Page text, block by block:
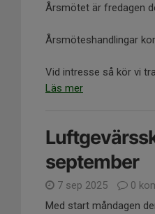
Årsmötet är fredagen
Årsmöteshandlingar
Vid intresse så kör vi
Läs mer
september
7 sep 2025
0
Med start måndagen